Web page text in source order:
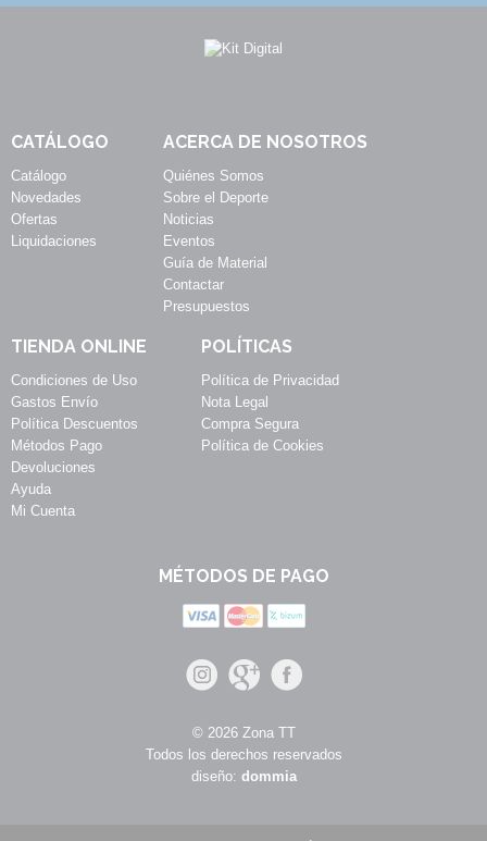
CATÁLOGO
Catálogo
Novedades
Ofertas
Liquidaciones
ACERCA DE NOSOTROS
Quiénes Somos
Sobre el Deporte
Noticias
Eventos
Guía de Material
Contactar
Presupuestos
TIENDA ONLINE
Condiciones de Uso
Gastos Envío
Política Descuentos
Métodos Pago
Devoluciones
Ayuda
Mi Cuenta
POLÍTICAS
Política de Privacidad
Nota Legal
Compra Segura
Política de Cookies
MÉTODOS DE PAGO
© 2026 Zona TT
Todos los derechos reservados
diseño: dommia